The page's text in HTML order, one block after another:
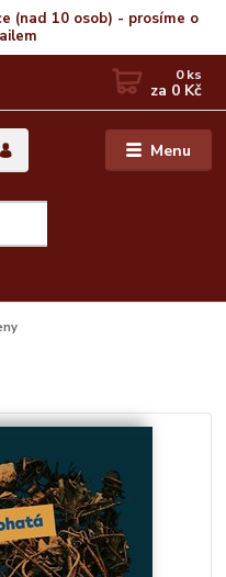
(nad 10 osob) - prosíme o
Menu
0ks
za 0 Kč